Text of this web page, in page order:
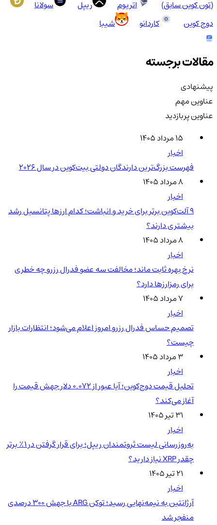
(تون کوین سابق)
اتریوم ریپل
سولانا
دوج کوین
کاردانو شیبا
مقالات برجسته
پیشنهادی
عناوین مهم
عناوین پربازدید
۱۵ مرداد ۱۴۰۵
اخبار
فهرست بزرگ‌ترین دارندگان دولتی بیت‌کوین در سال 2026
۸ مرداد ۱۴۰۵
اخبار
۹ آلت‌کوین برتر برای خرید و انباشت؛ کدام ارزها پتانسیل رشد
بیشتری دارند؟
۸ مرداد ۱۴۰۵
اخبار
نرخ بهره ثابت ماند؛ مخالفت سه عضو فدرال رزرو چه خطری
برای رمزارزها دارد؟
۷ مرداد ۱۴۰۵
اخبار
تصمیم حساس فدرال رزرو امروز اعلام می‌شود؛ انتظارات بازار
چیست؟
۳ مرداد ۱۴۰۵
اخبار
تحلیل قیمت دوج‌کوین؛ آیا عبور از ۰.۰۷۲ دلار جهش قیمت را
آغاز می‌کند؟
۳۱ تیر ۱۴۰۵
اخبار
به‌روزرسانی لیست ثروتمندان ریپل؛ برای قرار گرفتن در ۱٪ برتر
چقدر XRP نیاز دارید؟
۲۱ تیر ۱۴۰۵
اخبار
آرژانتین به نیمه‌نهایی رسید؛ توکن ARG با جهش ۳۰۰ درصدی
منفجر شد